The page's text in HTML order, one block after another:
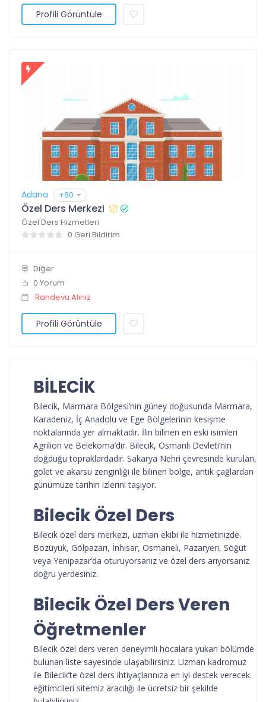
Profili Görüntüle
Adana +80
Özel Ders Merkezi
Özel Ders Hizmetleri
0 Geri Bildirim
Diğer
0 Yorum
Randevu Alınız
Profili Görüntüle
BİLECİK
Bilecik, Marmara Bölgesi’nin güney doğusunda Marmara,
Karadeniz, İç Anadolu ve Ege Bölgelerinin kesişme
noktalarında yer almaktadır. İlin bilinen en eski isimleri
Agrilion ve Belekoma’dır. Bilecik, Osmanlı Devleti’nin
doğduğu topraklardadır. Sakarya Nehri çevresinde kurulan,
gölet ve akarsu zenginliği ile bilinen bölge, antik çağlardan
günümüze tarihin izlerini taşıyor.
Bilecik Özel Ders
Bilecik özel ders merkezi, uzman ekibi ile hizmetinizde.
Bozüyük, Gölpazarı, İnhisar, Osmaneli, Pazaryeri, Söğüt
veya Yenipazar’da oturuyorsanız ve özel ders arıyorsanız
doğru yerdesiniz.
Bilecik Özel Ders Veren
Öğretmenler
Bilecik özel ders veren deneyimli hocalara yukarı bölümde
bulunan liste sayesinde ulaşabilirsiniz. Uzman kadromuz
ile Bilecik’te özel ders ihtiyaçlarınıza en iyi destek verecek
eğitimcileri sitemiz aracılığı ile ücretsiz bir şekilde